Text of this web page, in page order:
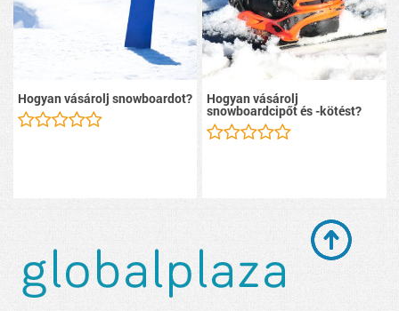
Hogyan vásárolj snowboardot? Hogyan vásárolj
snowboardcipőt és -kötést?